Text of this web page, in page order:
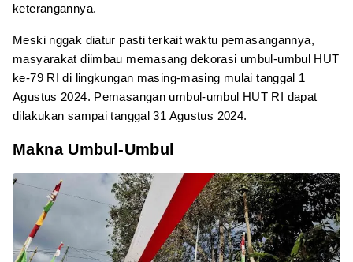
keterangannya.
Meski nggak diatur pasti terkait waktu pemasangannya,
masyarakat diimbau memasang dekorasi umbul-umbul HUT
ke-79 RI di lingkungan masing-masing mulai tanggal 1
Agustus 2024. Pemasangan umbul-umbul HUT RI dapat
dilakukan sampai tanggal 31 Agustus 2024.
Makna Umbul-Umbul